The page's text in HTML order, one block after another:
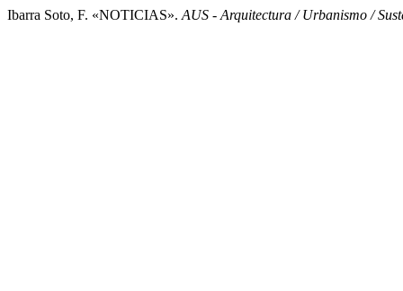
Ibarra Soto, F. «NOTICIAS». AUS - Arquitectura / Urbanismo /